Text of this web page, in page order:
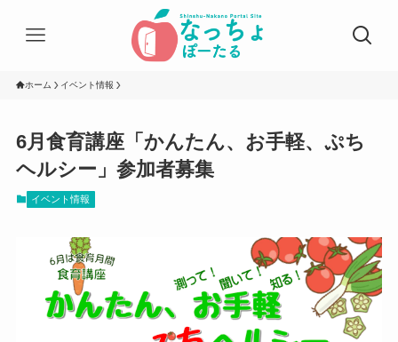
ホーム イベント情報
6月食育講座「かんたん、お手軽、ぷち
ヘルシー」参加者募集
イベント情報